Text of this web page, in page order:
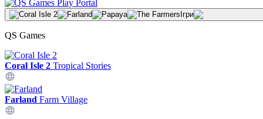
Ігри
QS Games
Coral Isle 2 Tropical Stories
Farland Farm Village